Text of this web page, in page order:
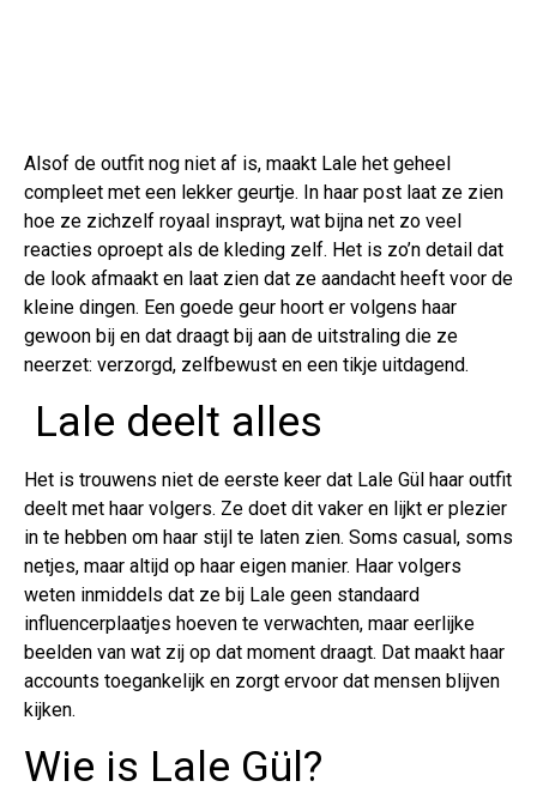
Alsof de outfit nog niet af is, maakt Lale het geheel
compleet met een lekker geurtje. In haar post laat ze zien
hoe ze zichzelf royaal insprayt, wat bijna net zo veel
reacties oproept als de kleding zelf. Het is zo’n detail dat
de look afmaakt en laat zien dat ze aandacht heeft voor de
kleine dingen. Een goede geur hoort er volgens haar
gewoon bij en dat draagt bij aan de uitstraling die ze
neerzet: verzorgd, zelfbewust en een tikje uitdagend.
Lale deelt alles
Het is trouwens niet de eerste keer dat Lale Gül haar outfit
deelt met haar volgers. Ze doet dit vaker en lijkt er plezier
in te hebben om haar stijl te laten zien. Soms casual, soms
netjes, maar altijd op haar eigen manier. Haar volgers
weten inmiddels dat ze bij Lale geen standaard
influencerplaatjes hoeven te verwachten, maar eerlijke
beelden van wat zij op dat moment draagt. Dat maakt haar
accounts toegankelijk en zorgt ervoor dat mensen blijven
kijken.
Wie is Lale Gül?